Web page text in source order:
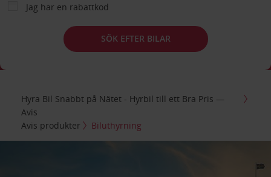
Jag har en rabattkod
SÖK EFTER BILAR
Hyra Bil Snabbt på Nätet - Hyrbil till ett Bra Pris —
Avis
Avis produkter
Biluthyrning